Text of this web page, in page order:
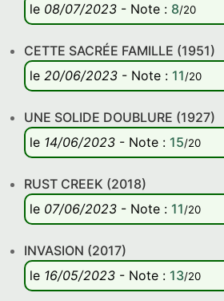
le 08/07/2023 - Note : 8/20
CETTE SACRÉE FAMILLE (1951)
le 20/06/2023 - Note : 11/20
UNE SOLIDE DOUBLURE (1927)
le 14/06/2023 - Note : 15/20
RUST CREEK (2018)
le 07/06/2023 - Note : 11/20
INVASION (2017)
le 16/05/2023 - Note : 13/20